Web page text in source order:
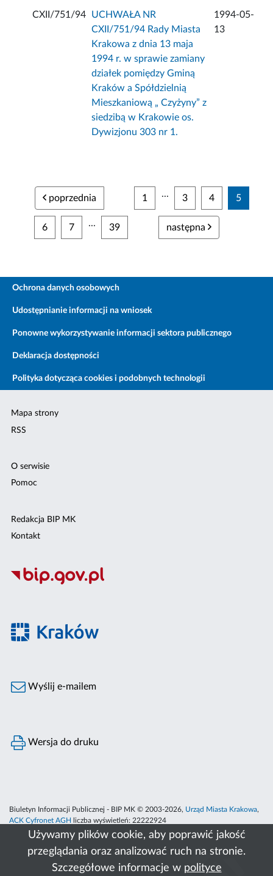
Używamy plików cookie, aby poprawić jakość
przeglądania oraz analizować ruch na stronie.
Szczegółowe informacje w polityce
CXII/751/94
UCHWAŁA NR
CXII/751/94 Rady Miasta
Krakowa z dnia 13 maja
1994 r. w sprawie zamiany
działek pomiędzy Gminą
Kraków a Spółdzielnią
Mieszkaniową „ Czyżyny” z
siedzibą w Krakowie os.
Dywizjonu 303 nr 1.
1994-05-
13
poprzednia 1 ... 3 4 5
6 7 ... 39 następna
Ochrona danych osobowych
Udostępnianie informacji na wniosek
Ponowne wykorzystywanie informacji sektora publicznego
Deklaracja dostępności
Polityka dotycząca cookies i podobnych technologii
Mapa strony
RSS
O serwisie
Pomoc
Redakcja BIP MK
Kontakt
Wyślij e-mailem
Wersja do druku
Biuletyn Informacji Publicznej - BIP MK © 2003-2026, Urząd Miasta Krakowa,
ACK Cyfronet AGH
liczba wyświetleń: 22222924